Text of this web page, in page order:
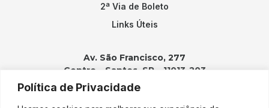
Política de Privacidade
2ª Via de Boleto
Links Úteis
Av. São Francisco, 277
Centro – Santos, SP – 11013-203
Contatos: